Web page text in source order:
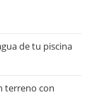
de tu piscina
terreno con